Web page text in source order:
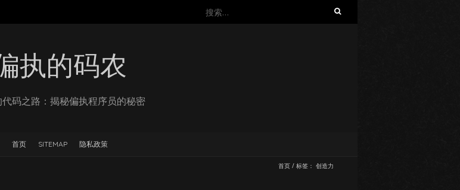
搜
执的码农
码之路：揭秘偏执程序员的秘密
首页 SITEMAP 隐私政策
首页 / 标签： 创造力